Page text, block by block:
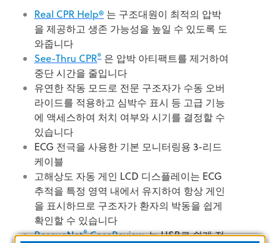
Real CPR Help® 는 구조대원이 최적의 압박
을 제공하고 생존 가능성을 높일 수 있도록 도
와줍니다
See-Thru CPR® 은 압박 아티팩트를 제거하여
중단 시간을 줄입니다
유연한 작동 모드로 전문 구조자가 수동 오버
라이드를 적용하고 심박수 표시 등 고급 기능
에 액세스하여 처치 여부와 시기를 결정할 수
있습니다
ECG 전극을 사용한 기본 모니터링용 3-리드
케이블
고해상도 자동 게인 LCD 디스플레이는 ECG
추적을 특정 영역 내에서 유지하여 항상 게인
을 표시하므로 구조자가 환자의 박동을 쉽게
확인할 수 있습니다
RescueNet®CaseReview는USB로 쉽게 전